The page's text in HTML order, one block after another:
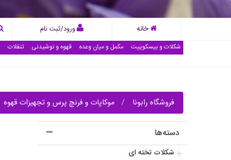
خانه ورود/ثبت نام
شکلات و بیسکوییت مکمل و میان وعده قهوه و نوشیدنی تنقلات
فروشگاه رابونا موکاپات و فرنچ پرس و تجهیزات قهوه
دسته‌ها
شکلات تخته ای